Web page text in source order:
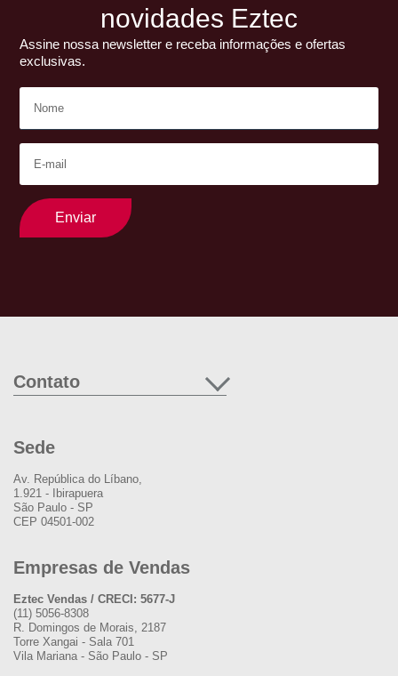
novidades Eztec
Assine nossa newsletter e receba informações e ofertas
exclusivas.
Enviar
Contato
Sede
Av. República do Líbano,
1.921 - Ibirapuera
São Paulo - SP
CEP 04501-002
Empresas de Vendas
Eztec Vendas / CRECI: 5677-J
(11) 5056-8308
R. Domingos de Morais, 2187
Torre Xangai - Sala 701
Vila Mariana - São Paulo - SP